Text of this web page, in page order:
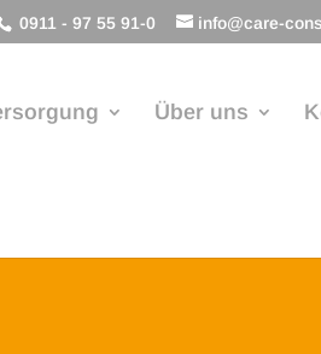
0911 - 97 55 91-0 info@care-
Über uns